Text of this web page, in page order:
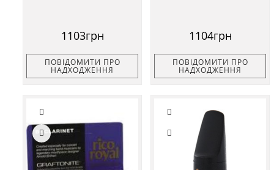
1103грн
ПОВІДОМИТИ ПРО
НАДХОДЖЕННЯ
1104грн
ПОВІДОМИТИ ПРО
НАДХОДЖЕННЯ